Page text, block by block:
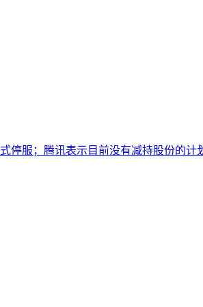
停服；腾讯表示目前没有减持股份的计